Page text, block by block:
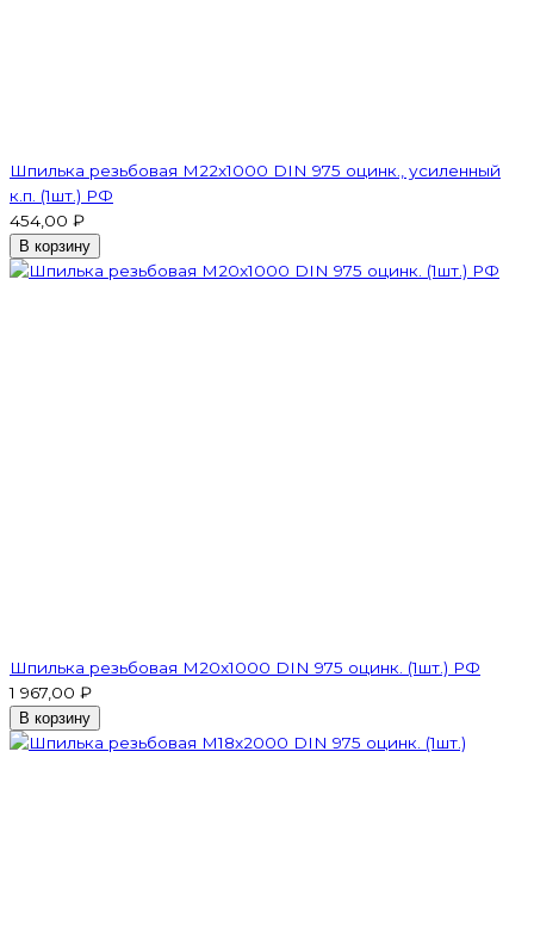
Шпилька резьбовая M22x1000 DIN 975 оцинк., усиленный
к.п. (1шт.) РФ
454,00 ₽
В корзину
Шпилька резьбовая M20x1000 DIN 975 оцинк. (1шт.) РФ
1 967,00 ₽
В корзину